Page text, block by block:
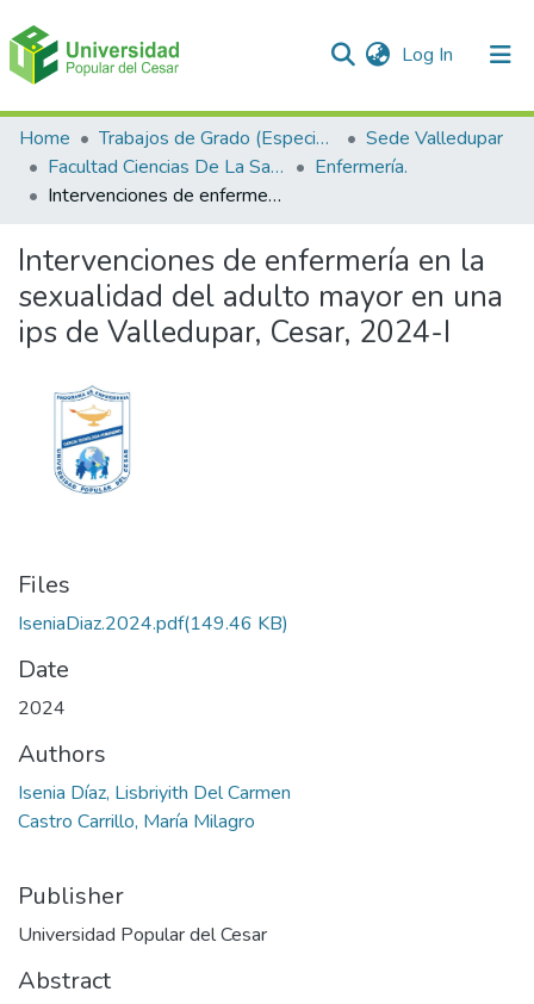
Log In (current)
Communities & Collections
All of DSpace
Home Trabajos de Grado (Especializaciones y Pregrados)
Sede Valledupar
Facultad Ciencias De La Salud.
Enfermería.
Intervenciones de enfermería en la sexualidad del adulto mayor en una ips de Valledupar, Cesar, 2024-I
Intervenciones de enfermería en la
sexualidad del adulto mayor en una
ips de Valledupar, Cesar, 2024-I
Files
IseniaDiaz.2024.pdf(149.46 KB)
Date
2024
Authors
Isenia Díaz, Lisbriyith Del Carmen
Castro Carrillo, María Milagro
Publisher
Universidad Popular del Cesar
Abstract